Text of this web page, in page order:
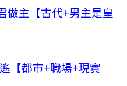
做主【古代+男主是皇
【都市+職場+現實